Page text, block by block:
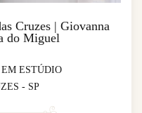
Cruzes | Giovanna
do Miguel
ESTÚDIO
- SP